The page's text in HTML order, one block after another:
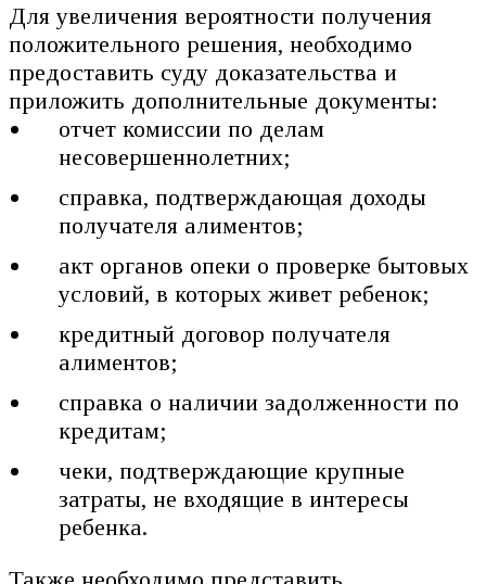
Для увеличения вероятности получения
положительного решения, необходимо
предоставить суду доказательства и
приложить дополнительные документы:
отчет комиссии по делам
несовершеннолетних;
справка, подтверждающая доходы
получателя алиментов;
акт органов опеки о проверке бытовых
условий, в которых живет ребенок;
кредитный договор получателя
алиментов;
справка о наличии задолженности по
кредитам;
чеки, подтверждающие крупные
затраты, не входящие в интересы
ребенка.